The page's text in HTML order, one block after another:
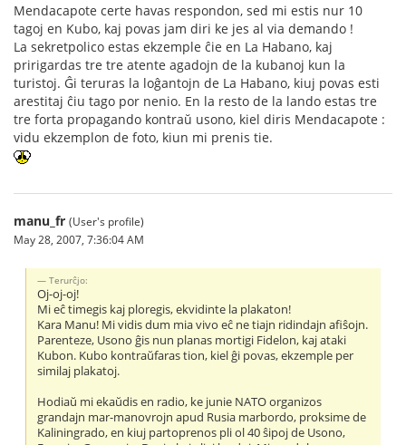
Mendacapote certe havas respondon, sed mi estis nur 10
tagoj en Kubo, kaj povas jam diri ke jes al via demando !
La sekretpolico estas ekzemple ĉie en La Habano, kaj
pririgardas tre tre atente agadojn de la kubanoj kun la
turistoj. Ĝi teruras la loĝantojn de La Habano, kiuj povas esti
arestitaj ĉiu tago por nenio. En la resto de la lando estas tre
tre forta propagando kontraŭ usono, kiel diris Mendacapote :
vidu ekzemplon de foto, kiun mi prenis tie.
manu_fr (User's profile)
May 28, 2007, 7:36:04 AM
Terurĉjo:
Oj-oj-oj!
Mi eĉ timegis kaj ploregis, ekvidinte la plakaton!
Kara Manu! Mi vidis dum mia vivo eĉ ne tiajn ridindajn afiŝojn.
Parenteze, Usono ĝis nun planas mortigi Fidelon, kaj ataki
Kubon. Kubo kontraŭfaras tion, kiel ĝi povas, ekzemple per
similaj plakatoj.
Hodiaŭ mi ekaŭdis en radio, ke junie NATO organizos
grandajn mar-manovrojn apud Rusia marbordo, proksime de
Kaliningrado, en kiuj partoprenos pli ol 40 ŝipoj de Usono,